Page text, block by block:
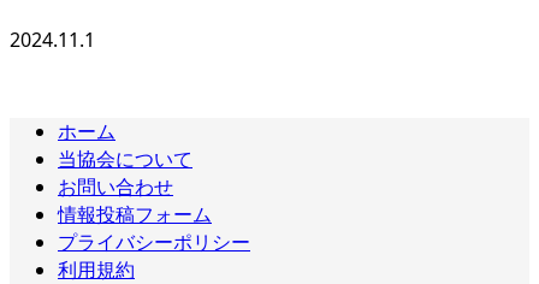
2024.11.1
ホーム
当協会について
お問い合わせ
情報投稿フォーム
プライバシーポリシー
利用規約